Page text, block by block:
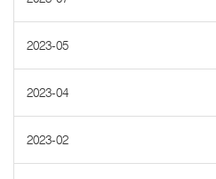
2023-05
2023-04
2023-02